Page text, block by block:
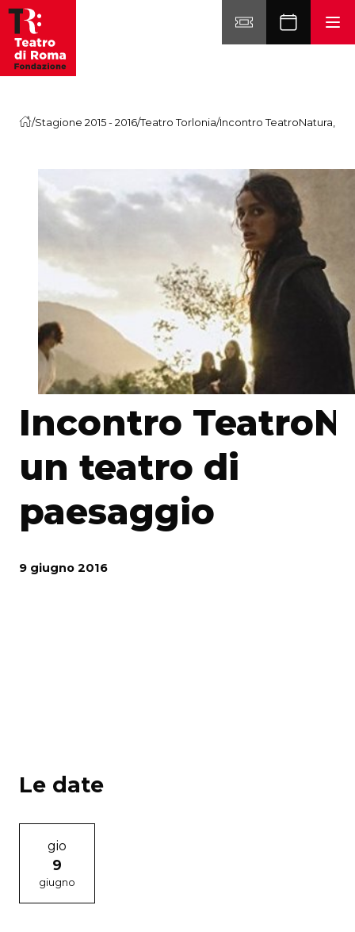
Vai al contenuto
/Stagione 2015 - 2016/Teatro Torlonia/Incontro TeatroNatura,
Incontro
un teatro di
paesaggio
9 giugno 2016
Le date
gio
9
giugno